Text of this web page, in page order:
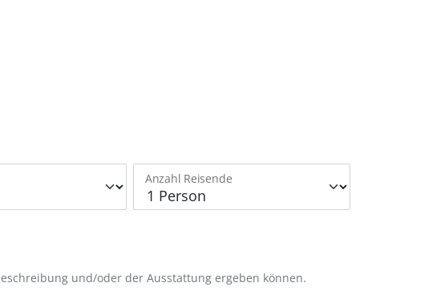
Anzahl Reisende
und/oder der Ausstattung ergeben können.